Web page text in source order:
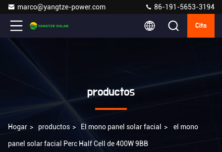
marco@yangtze-power.com 86-191-5653-3194
Cita
productos
Hogar > productos > El mono panel solar facial > el mono
panel solar facial Perc Half Cell de 400W 9BB